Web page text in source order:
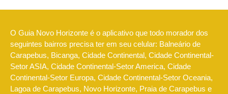
O Guia Novo Horizonte é o aplicativo que todo morador dos
seguintes bairros precisa ter em seu celular: Balneário de
Carapebus, Bicanga, Cidade Continental, Cidade Continental-
Setor ASIA, Cidade Continental-Setor America, Cidade
Continental-Setor Europa, Cidade Continental-Setor Oceania,
Lagoa de Carapebus, Novo Horizonte, Praia de Carapebus e